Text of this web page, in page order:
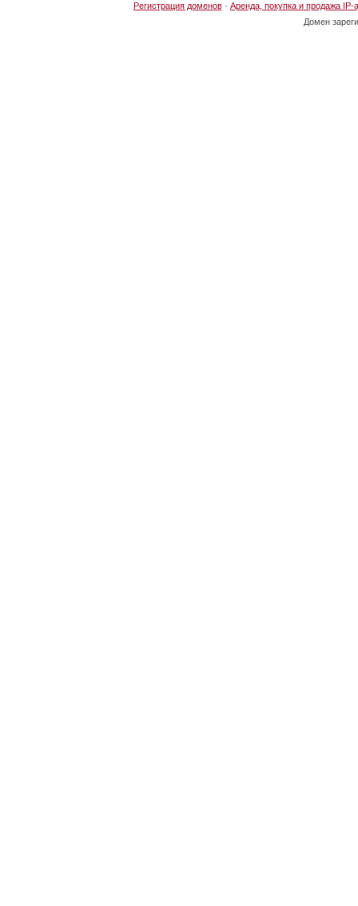
Регистрация доменов· Аренда, покупка и продажа IP-
Домен